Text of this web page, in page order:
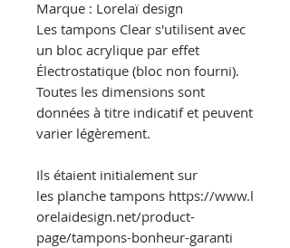
Marque : Lorelaï design
Les tampons Clear s'utilisent avec
un bloc acrylique par effet
Électrostatique (bloc non fourni).
Toutes les dimensions sont
données à titre indicatif et peuvent
varier légèrement.
Ils étaient initialement sur
les planche tampons https://www.l
orelaidesign.net/product-
page/tampons-bonheur-garanti